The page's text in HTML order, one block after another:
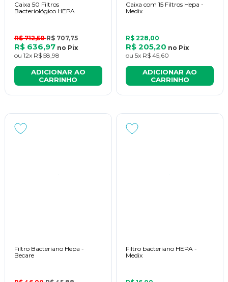
Caixa 50 Filtros
Bacteriológico HEPA
R$ 712,50R$ 707,75
R$ 636,97 no Pix
ou 12x R$ 58,98
ADICIONAR AO
CARRINHO
Caixa com 15 Filtros Hepa -
Medix
R$ 228,00
R$ 205,20 no Pix
ou 5x R$ 45,60
ADICIONAR AO
CARRINHO
Filtro Bacteriano Hepa -
Becare
Filtro bacteriano HEPA -
Medix